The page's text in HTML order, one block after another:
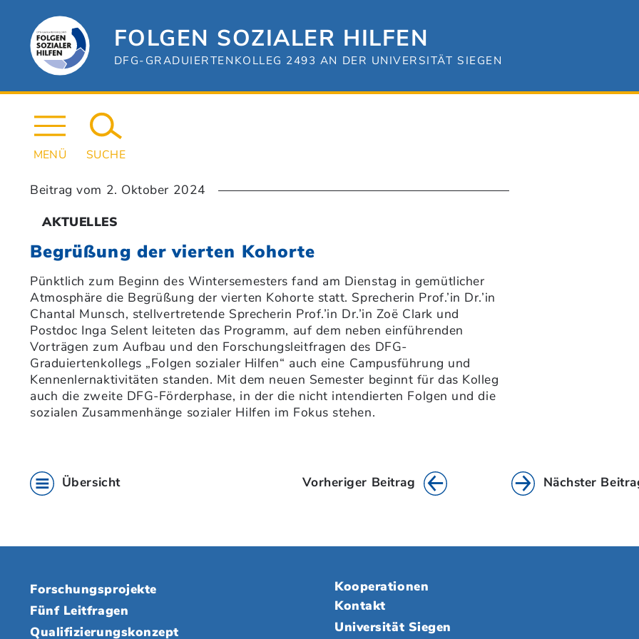
FOLGEN SOZIALER HILFEN
DFG-GRADUIERTENKOLLEG 2493 AN DER UNIVERSITÄT SIEGEN
MENÜ SUCHE
Begrüßung der vierten Kohorte
Beitrag vom 2. Oktober 2024
AKTUELLES
Pünktlich zum Beginn des Wintersemesters fand am Dienstag in gemütlicher
Atmosphäre die Begrüßung der vierten Kohorte statt. Sprecherin Prof.’in Dr.’in
Chantal Munsch, stellvertretende Sprecherin Prof.’in Dr.’in Zoë Clark und
Postdoc Inga Selent leiteten das Programm, auf dem neben einführenden
Vorträgen zum Aufbau und den Forschungsleitfragen des DFG-
Graduiertenkollegs „Folgen sozialer Hilfen“ auch eine Campusführung und
Kennenlernaktivitäten standen. Mit dem neuen Semester beginnt für das Kolleg
auch die zweite DFG-Förderphase, in der die nicht intendierten Folgen und die
sozialen Zusammenhänge sozialer Hilfen im Fokus stehen.
Übersicht Vorheriger Beitrag Nächster
Forschungsprojekte
Fünf Leitfragen
Qualifizierungskonzept
Kooperationen
Kontakt
Universität Siegen